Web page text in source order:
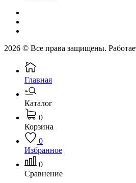
2026 © Все права защищены.
Главная
Каталог
0
Корзина
0
Избранное
0
Сравнение